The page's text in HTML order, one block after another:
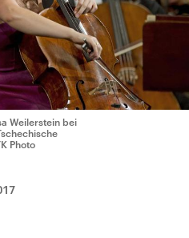
Weilerstein bei
Photo